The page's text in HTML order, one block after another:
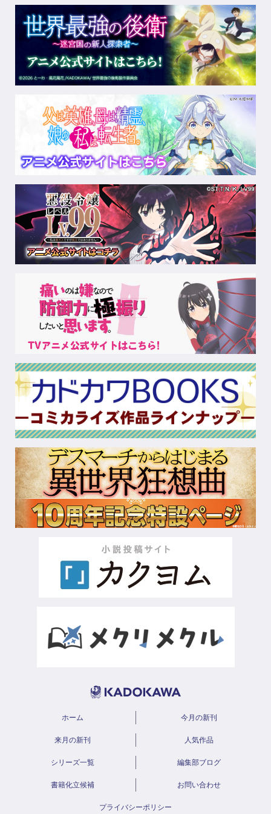
ホーム 今月の新刊
来月の新刊 人気作品
シリーズ一覧 編集部ブログ
書籍化立候補 お問い合わせ
プライバシーポリシー